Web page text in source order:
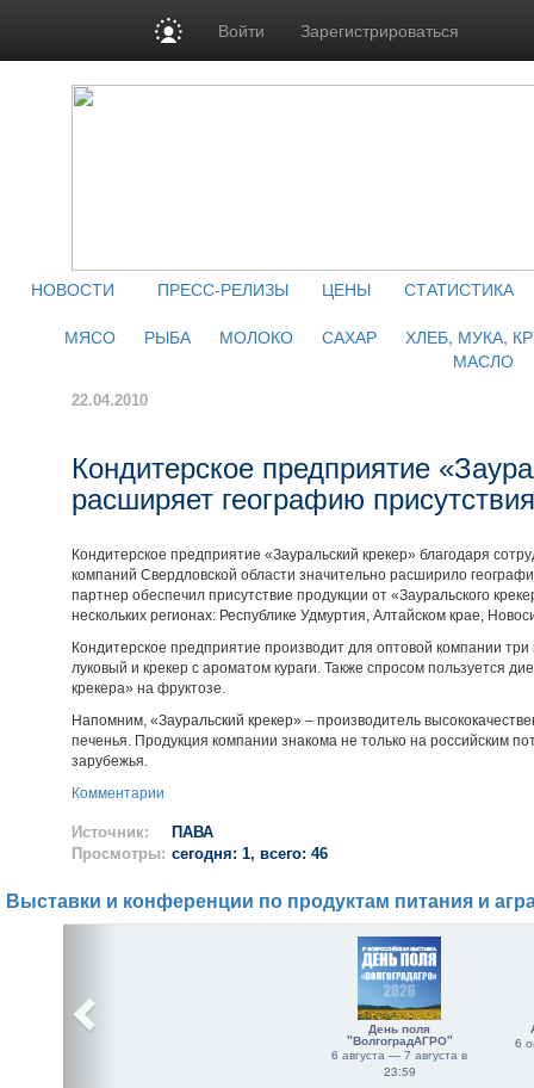
Войти Зарегистрироваться
НОВОСТИ ПРЕСС-РЕЛИЗЫ ЦЕНЫ
СТАТИСТИКА
МЯСО
РЫБА МОЛОКО САХАР
ХЛЕБ, МУКА,
МАСЛО
22.04.2010
Кондитерское предприятие
расширяет географию
Кондитерское предприятие «Зауральский крекер» благодаря
компаний Свердловской области значительно расширило
партнер обеспечил присутствие продукции от «Зауральского
нескольких регионах: Республике Удмуртия, Алтайском крае,
Кондитерское предприятие производит для оптовой компании
луковый и крекер с ароматом кураги. Также спросом пользуется
крекера» на фруктозе.
Напомним, «Зауральский крекер» – производитель
печенья. Продукция компании знакома не только на российским
зарубежья.
Комментарии
Источник:
ПАВА
Просмотры: сегодня: 1, всего: 46
Выставки и конференции по продуктам питания и
День поля
"ВолгоградАГРО"
6 августа — 7 августа в
23:59
6